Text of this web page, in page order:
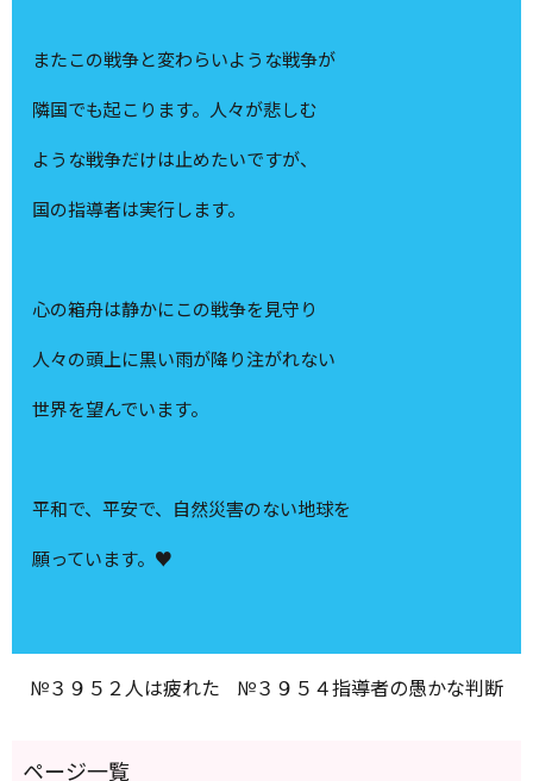
またこの戦争と変わらいような戦争が
隣国でも起こります。人々が悲しむ
ような戦争だけは止めたいですが、
国の指導者は実行します。
心の箱舟は静かにこの戦争を見守り
人々の頭上に黒い雨が降り注がれない
世界を望んでいます。
平和で、平安で、自然災害のない地球を
願っています。♥
№３９５２人は疲れた №３９５４指導者の愚かな判断